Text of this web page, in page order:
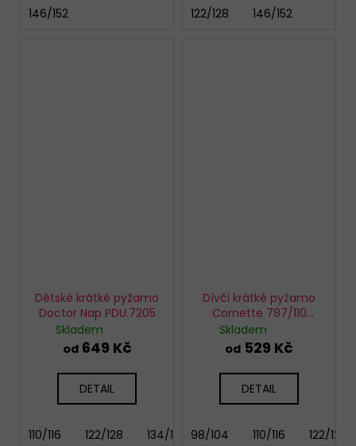
146/152 122/128 146/152
Dětské krátké pyžamo
Doctor Nap PDU.7205
Skladem
od649 Kč
DETAIL
110/116 122/128 134/140 146/152
Dívčí krátké pyžamo
Cornette 787/110
Travel 2
Skladem
od 529 Kč
DETAIL
98/104 110/116 122/128